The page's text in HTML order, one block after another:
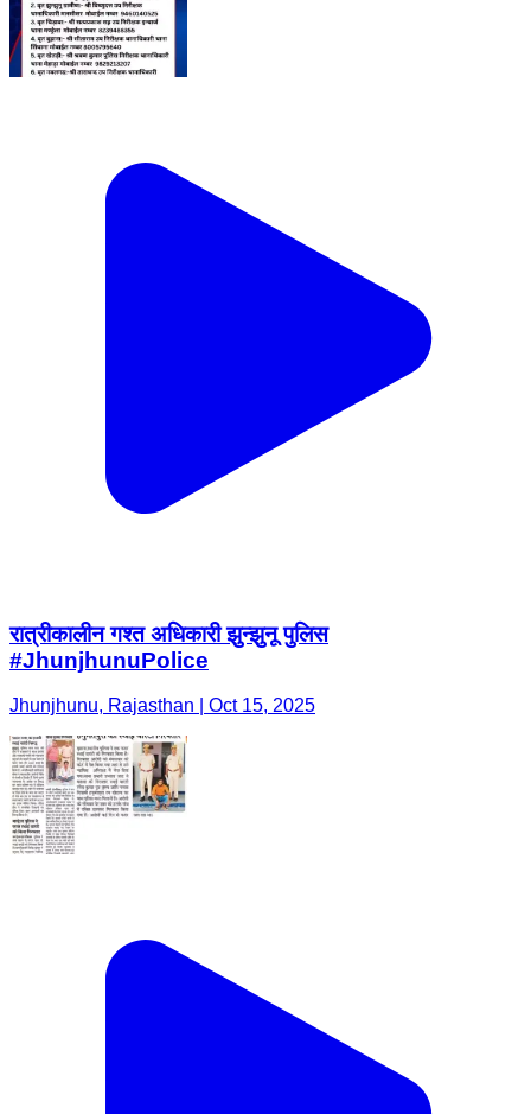
रात्रीकालीन गश्त अधिकारी झुन्झुनू पुलिस
#JhunjhunuPolice
Jhunjhunu, Rajasthan | Oct 15, 2025